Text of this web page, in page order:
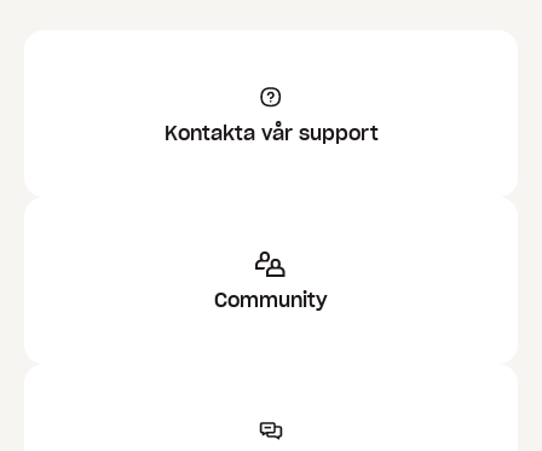
Kontakta vår support
Community